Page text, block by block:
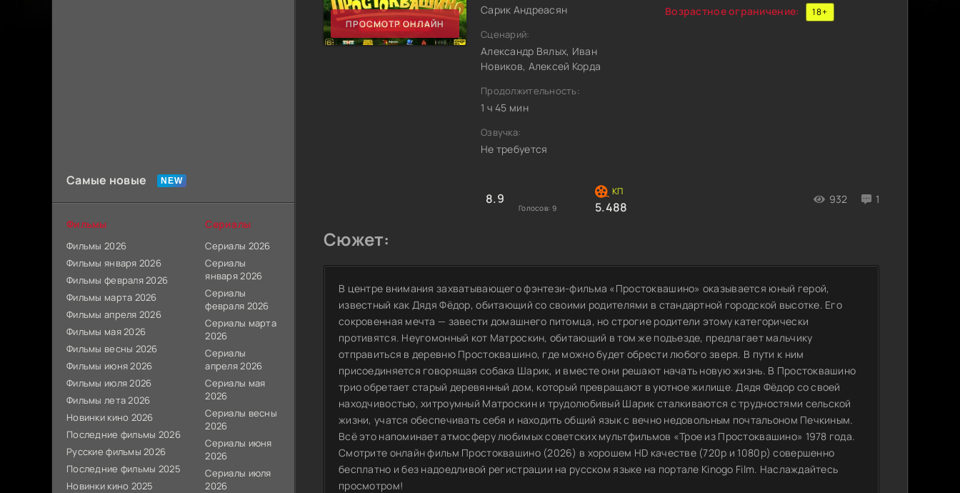
ПРОСМОТР ОНЛАЙН
Сарик Андреасян
Сценарий:
Александр Вялых, Иван
Новиков, Алексей Корда
Продолжительность:
1 ч 45 мин
Озвучка:
Не требуется
8.9
Голосов: 9 5.488
932 1
Возрастное ограничение: 18+
Сюжет:
В центре внимания захватывающего фэнтези-фильма «Простоквашино» оказывается юный герой,
известный как Дядя Фёдор, обитающий со своими родителями в стандартной городской высотке. Его
сокровенная мечта — завести домашнего питомца, но строгие родители этому категорически
противятся. Неугомонный кот Матроскин, обитающий в том же подъезде, предлагает мальчику
отправиться в деревню Простоквашино, где можно будет обрести любого зверя. В пути к ним
присоединяется говорящая собака Шарик, и вместе они решают начать новую жизнь. В Простоквашино
трио обретает старый деревянный дом, который превращают в уютное жилище. Дядя Фёдор со своей
находчивостью, хитроумный Матроскин и трудолюбивый Шарик сталкиваются с трудностями сельской
жизни, учатся обеспечивать себя и находить общий язык с вечно недовольным почтальоном Печкиным.
Всё это напоминает атмосферу любимых советских мультфильмов «Трое из Простоквашино» 1978 года.
Смотрите онлайн фильм Простоквашино (2026) в хорошем HD качестве (720p и 1080p) совершенно
бесплатно и без надоедливой регистрации на русском языке на портале Kinogo Film. Наслаждайтесь
просмотром!
Самые новые
Фильмы
Фильмы 2026
Фильмы января 2026
Фильмы февраля 2026
Фильмы марта 2026
Фильмы апреля 2026
Фильмы мая 2026
Фильмы весны 2026
Фильмы июня 2026
Фильмы июля 2026
Фильмы лета 2026
Новинки кино 2026
Последние фильмы 2026
Русские фильмы 2026
Последние фильмы 2025
Новинки кино 2025
Сериалы
Сериалы 2026
Сериалы
января 2026
Сериалы
февраля 2026
Сериалы марта
2026
Сериалы
апреля 2026
Сериалы мая
2026
Сериалы весны
2026
Сериалы июня
2026
Сериалы июля
2026